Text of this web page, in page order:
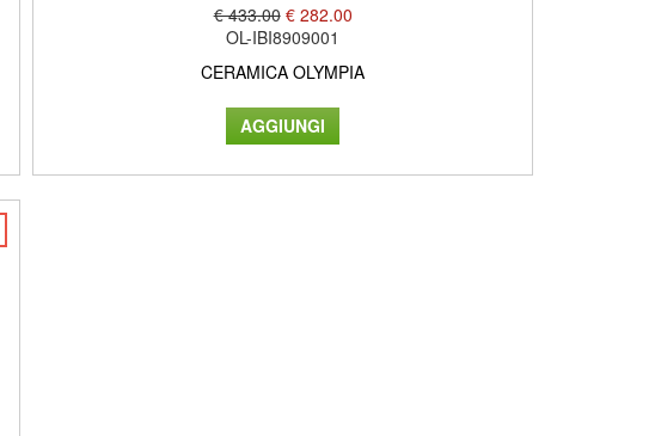
€ 433.00 € 282.00
OL-IBI8909001
CERAMICA OLYMPIA